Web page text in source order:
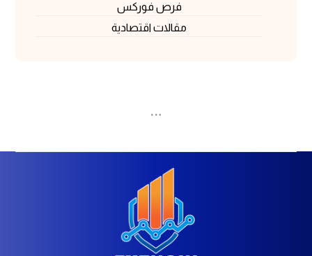
فرص فوركس
مقالات اقتصادية